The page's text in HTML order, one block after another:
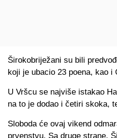
Širokobriježani su bili
koji je ubacio 23 poena, kao i
U Vršcu se najviše istakao
na to je dodao i četiri skoka,
Sloboda će ovaj vikend
prvenstvu. Sa druge strane,